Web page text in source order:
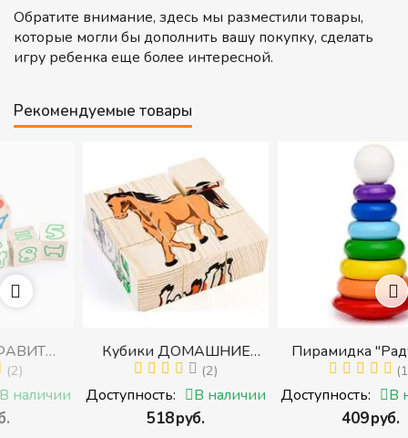
Обратите внимание, здесь мы разместили товары,
которые могли бы дополнить вашу покупку, сделать
игру ребенка еще более интересной.
Рекомендуемые товары
Кубики ДОМАШНИЕ
ЖИВОТНЫЕ (Томик)
(Набор кубиков
разрезных (складных))
(2)
Доступность: В наличии
Пирамидка "Радуга" (8
деталей) (Пирамидка
среднего размера)
(1)
Доступность: В наличии